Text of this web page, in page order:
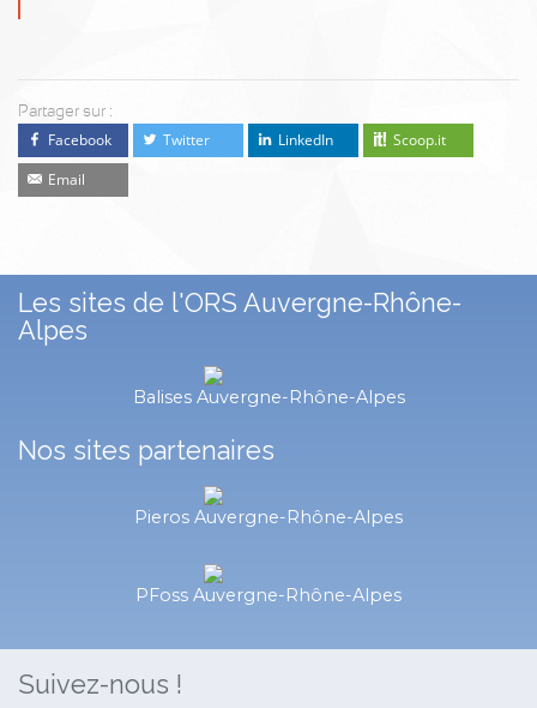
Partager sur :
Facebook Twitter LinkedIn
Scoop.it
Email
Les sites de l'ORS Auvergne-Rhône-
Alpes
Balises Auvergne-Rhône-Alpes
Nos sites partenaires
Pieros Auvergne-Rhône-Alpes
PFoss Auvergne-Rhône-Alpes
Suivez-nous !